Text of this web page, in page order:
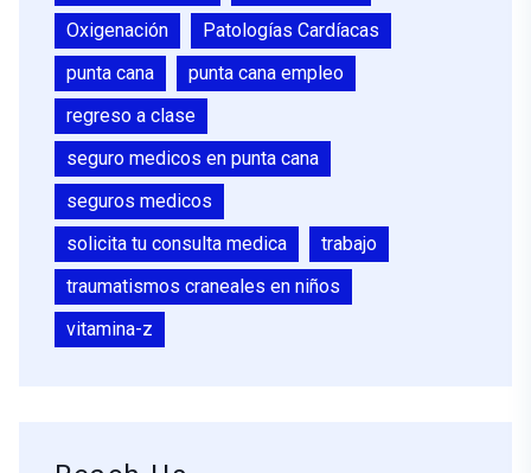
Oxigenación
Patologías Cardíacas
punta cana
punta cana empleo
regreso a clase
seguro medicos en punta cana
seguros medicos
solicita tu consulta medica
trabajo
traumatismos craneales en niños
vitamina-z